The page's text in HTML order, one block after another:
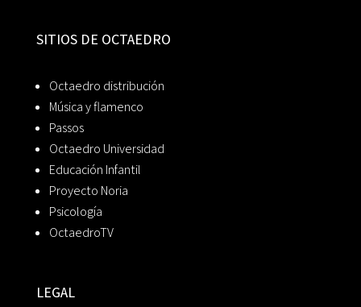
SITIOS DE OCTAEDRO
Octaedro distribución
Música y flamenco
Passos
Octaedro Universidad
Educación Infantil
Proyecto Noria
Psicología
OctaedroTV
LEGAL